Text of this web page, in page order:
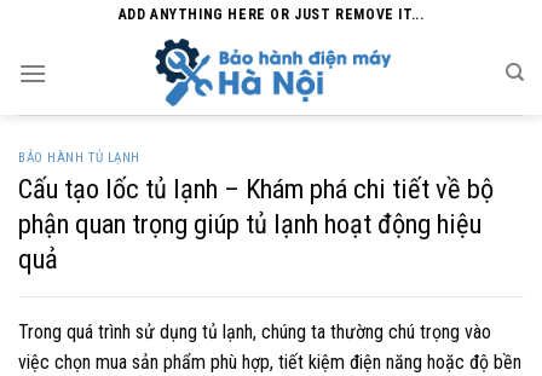
content
ADD ANYTHING HERE OR JUST REMOVE IT...
BẢO HÀNH TỦ LẠNH
Cấu tạo lốc tủ lạnh – Khám phá chi tiết về bộ
phận quan trọng giúp tủ lạnh hoạt động hiệu
quả
Trong quá trình sử dụng tủ lạnh, chúng ta thường chú trọng vào
việc chọn mua sản phẩm phù hợp, tiết kiệm điện năng hoặc độ bền